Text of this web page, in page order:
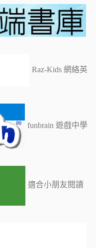
Raz-Kids 網絡英
funbrain 遊戲中學
適合小朋友閱讀